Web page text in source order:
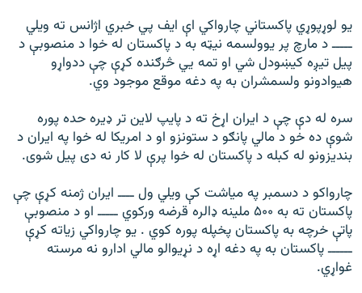
یو لوړپوړي پاکستاني چارواکي اې ایف پي خبري اژانس ته ویلي
ـــــ د مارچ پر یوولسمه نیټه به د پاکستان له خوا د منصوبې د
پیل تیږه کیښودل شي او تمه يي څرګنده کړې چې ددواړو
هیوادونو ولسمشران به په دغه موقع موجود وي.
سره له دې چې د ایران اړخ ته د پایپ لاین تر ډیره حده پوره
شوې ده خو د مالي پانګو د ستونزو او د امریکا له خوا په ایران د
بندیزونو له کبله د پاکستان له خوا پرې لا کار نه دی پیل شوی.
چارواکو د دسمبر په میاشت کې ویلي ول ــــ ایران ژمنه کړې چې
پاکستان ته به ۵۰۰ ملینه ډالره قرضه ورکوي ـــــ او د منصوبې
پاتې خرچه به پاکستان پخپله پوره کوي . یو چارواکي زیاته کړې
ــــــ پاکستان به په دغه اړه د نړیوالو مالي ادارو نه مرسته
غواړي.